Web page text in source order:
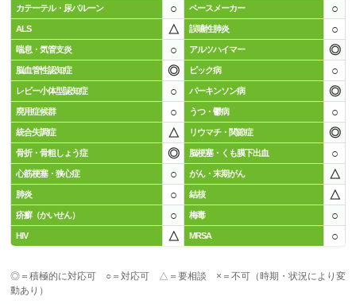
カテーテル・尿バルーン ○ ペースメーカー ○
ALS △ 誤嚥性肺炎 ○
喘息・気管支炎 ○ アルツハイマー ◎
脳血管性認知症 ◎ ピック病 ○
レビー小体型認知症 ○ パーキンソン病 ◎
廃用症候群 ○ うつ・鬱病 ○
統合失調症 △ リウマチ・関節症 ◎
骨折・骨粗しょう症 ◎ 脳梗塞・くも膜下出血 ○
心筋梗塞・狭心症 ○ がん・末期がん △
肺炎 ○ 結核 △
疥癬（かいせん） ○ 梅毒 ○
HIV △ MRSA ○
◎＝積極的に対応可 ○＝対応可 △＝要相談 ×＝不可（時期・状況により変
動あり）